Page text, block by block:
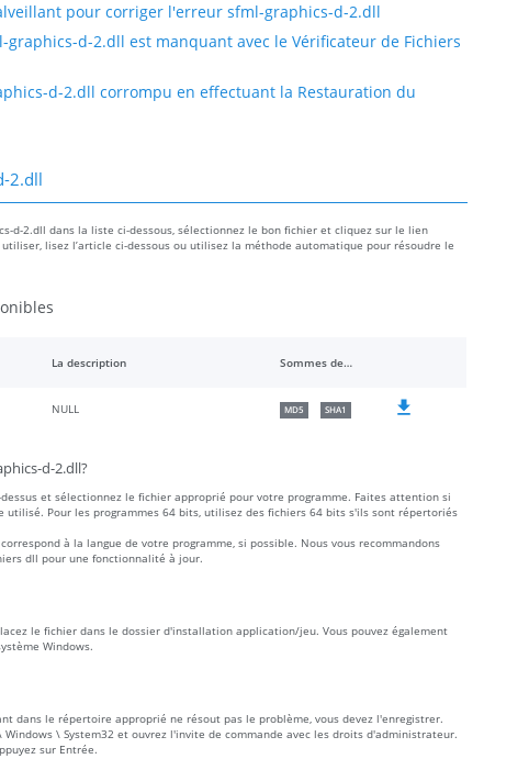
pour corriger l'erreur sfml-graphics-d-2.dll
d-2.dll est manquant avec le Vérificateur de Fichiers
d-2.dll corrompu en effectuant la Restauration du
2.dll
d-2.dll dans la liste ci-dessous, sélectionnez le bon fichier et cliquez sur le lien
lisez l’article ci-dessous ou utilisez la méthode automatique pour résoudre le
La description Sommes de contrôle
NULL MD5 SHA1
d-2.dll?
et sélectionnez le fichier approprié pour votre programme. Faites attention si
utilisé. Pour les programmes 64 bits, utilisez des fichiers 64 bits s'ils sont répertoriés
à la langue de votre programme, si possible. Nous vous recommandons
dll pour une fonctionnalité à jour.
le fichier dans le dossier d'installation application/jeu. Vous pouvez également
Windows.
dans le répertoire approprié ne résout pas le problème, vous devez l'enregistrer.
\ System32 et ouvrez l'invite de commande avec les droits d'administrateur.
sur Entrée.